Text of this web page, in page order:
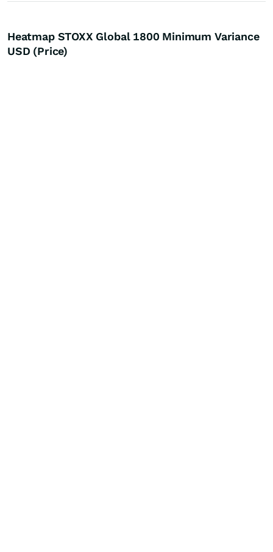
Heatmap STOXX Global 1800 Minimum Variance
USD (Price)